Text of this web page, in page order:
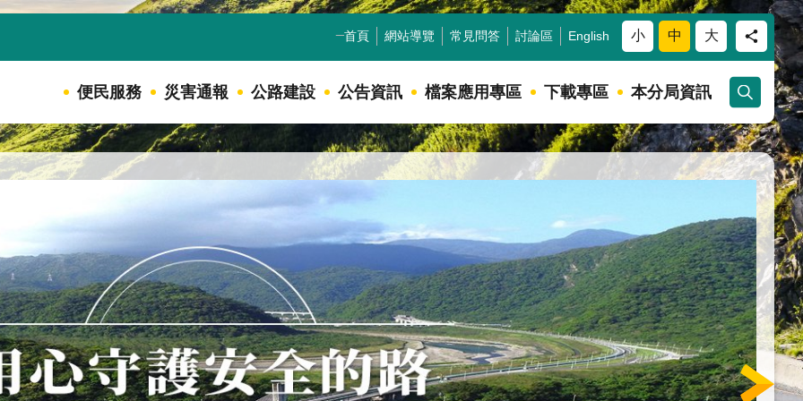
首頁 網站導覽 常見問答 討論區 English 小 中 大
便民服務 災害通報 公路建設 公告資訊 檔案應用專區 下載專區 本分局資訊